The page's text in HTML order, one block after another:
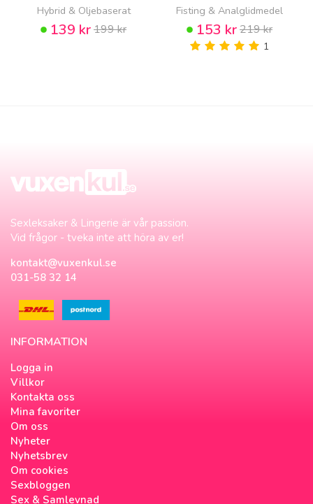
Hybrid & Oljebaserat
139 kr199 kr
Fisting & Analglidmedel
153 kr219 kr
1
Sexleksaker & Lingerie är vår passion.
Vid frågor - tveka inte att höra av er!
kontakt@vuxenkul.se
031-58 32 14
INFORMATION
Logga in
Villkor
Kontakta oss
Mina favoriter
Om oss
Nyheter
Nyhetsbrev
Om cookies
Sexbloggen
Sex & Samlevnad